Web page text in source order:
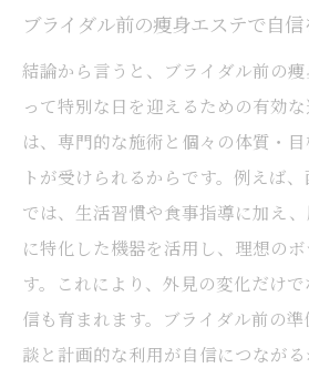
ブライダル前の痩身エステで自
結論から言うと、ブライダル前の
って特別な日を迎えるための有効
は、専門的な施術と個々の体質・
トが受けられるからです。例えば
では、生活習慣や食事指導に加え
に特化した機器を活用し、理想の
す。これにより、外見の変化だけ
信も育まれます。ブライダル前の
談と計画的な利用が自信につながる